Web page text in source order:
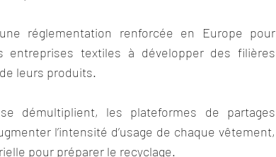
réglementation renforcée en Europe pour
textiles à développer des filières
leurs produits.
démultiplient, les plateformes de partages
l’intensité d’usage de chaque vêtement,
pour préparer le recyclage.